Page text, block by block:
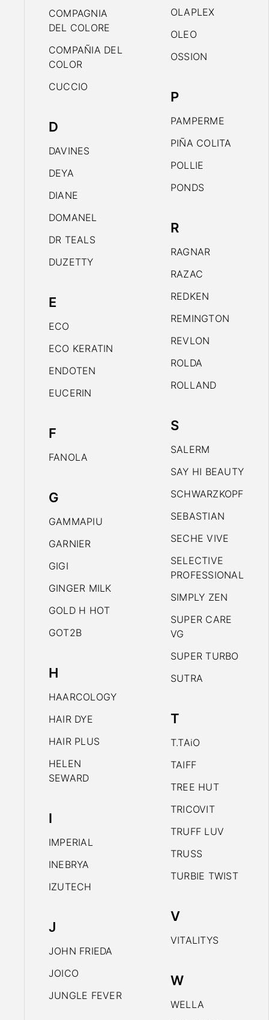
COMPAGNIA
DEL COLORE
COMPAÑIA DEL
COLOR
CUCCIO
D
DAVINES
DEYA
DIANE
DOMANEL
DR TEALS
DUZETTY
E
ECO
ECO KERATIN
ENDOTEN
EUCERIN
F
FANOLA
G
GAMMAPIU
GARNIER
GIGI
GINGER MILK
GOLD H HOT
GOT2B
H
HAARCOLOGY
HAIR DYE
HAIR PLUS
HELEN
SEWARD
I
IMPERIAL
INEBRYA
IZUTECH
J
JOHN FRIEDA
JOICO
JUNGLE FEVER
OLAPLEX
OLEO
OSSION
P
PAMPERME
PIÑA COLITA
POLLIE
PONDS
R
RAGNAR
RAZAC
REDKEN
REMINGTON
REVLON
ROLDA
ROLLAND
S
SALERM
SAY HI BEAUTY
SCHWARZKOPF
SEBASTIAN
SECHE VIVE
SELECTIVE
PROFESSIONAL
SIMPLY ZEN
SUPER CARE
VG
SUPER TURBO
SUTRA
T
T.TAiO
TAIFF
TREE HUT
TRICOVIT
TRUFF LUV
TRUSS
TURBIE TWIST
V
VITALITYS
W
WELLA